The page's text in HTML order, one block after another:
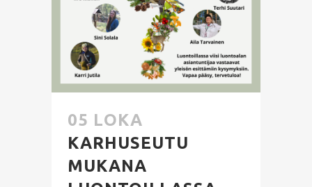
05 LOKA
KARHUSEUTU
MUKANA